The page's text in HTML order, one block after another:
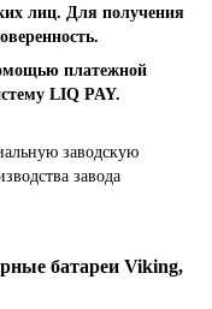
лиц. Для получения
платежной
LIQ PAY.
заводскую
завода
батареи Viking,